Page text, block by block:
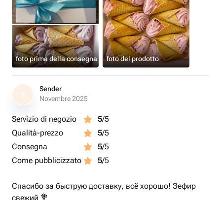
foto prima della consegna foto del prodotto
S
Sender
Novembre 2025
Servizio di negozio 5/5
Qualità-prezzo
5/5
Consegna
5/5
Come pubblicizzato
5/5
Спасибо за быструю доставку, всё хорошо! Зефир
свежий 💐